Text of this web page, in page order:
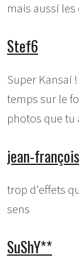
mais aussi
Stef6
Super Kansai
temps sur le
photos que tu
jean-
trop d'effets
sens
SuShY**